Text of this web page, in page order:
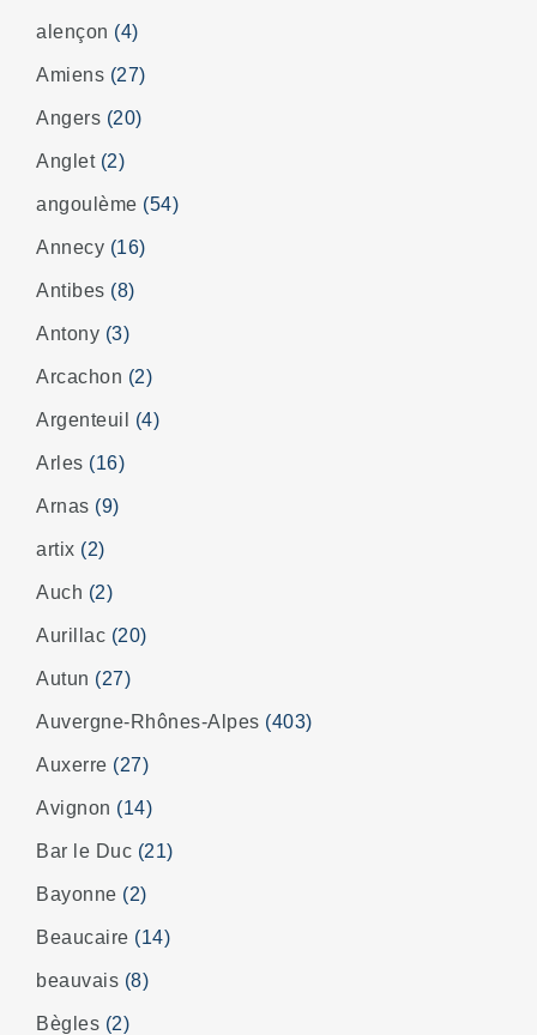
alençon (4)
Amiens (27)
Angers (20)
Anglet (2)
angoulème (54)
Annecy (16)
Antibes (8)
Antony (3)
Arcachon (2)
Argenteuil (4)
Arles (16)
Arnas (9)
artix (2)
Auch (2)
Aurillac (20)
Autun (27)
Auvergne-Rhônes-Alpes (403)
Auxerre (27)
Avignon (14)
Bar le Duc (21)
Bayonne (2)
Beaucaire (14)
beauvais (8)
Bègles (2)